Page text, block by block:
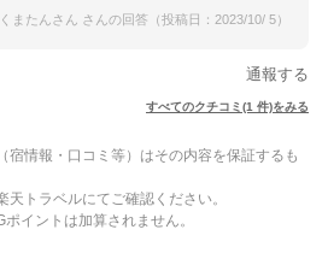
くまたんさん さんの回答（投稿日：2023/10/ 5）
通報する
すべてのクチコミ(1 件)をみる
宿情報・口コミ等）はその内容を保証するも
トラベルにてご確認ください。
イントは加算されません。